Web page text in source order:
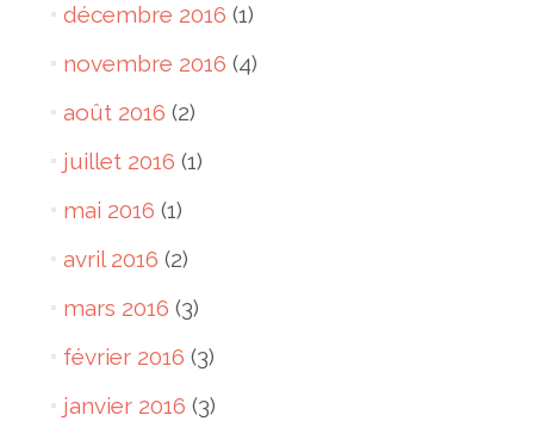
décembre 2016 (1)
novembre 2016 (4)
août 2016 (2)
juillet 2016 (1)
mai 2016 (1)
avril 2016 (2)
mars 2016 (3)
février 2016 (3)
janvier 2016 (3)